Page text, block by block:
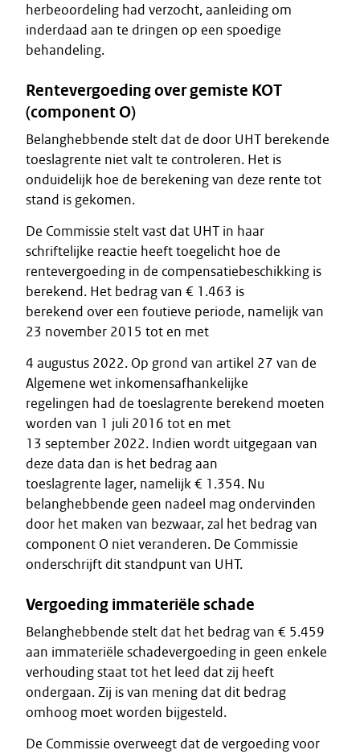
herbeoordeling had verzocht, aanleiding om
inderdaad aan te dringen op een spoedige
behandeling.
Rentevergoeding over gemiste KOT
(component O)
Belanghebbende stelt dat de door UHT berekende
toeslagrente niet valt te controleren. Het is
onduidelijk hoe de berekening van deze rente tot
stand is gekomen.
De Commissie stelt vast dat UHT in haar
schriftelijke reactie heeft toegelicht hoe de
rentevergoeding in de compensatiebeschikking is
berekend. Het bedrag van € 1.463 is
berekend over een foutieve periode, namelijk van
23 november 2015 tot en met
4 augustus 2022. Op grond van artikel 27 van de
Algemene wet inkomensafhankelijke
regelingen had de toeslagrente berekend moeten
worden van 1 juli 2016 tot en met
13 september 2022. Indien wordt uitgegaan van
deze data dan is het bedrag aan
toeslagrente lager, namelijk € 1.354. Nu
belanghebbende geen nadeel mag ondervinden
door het maken van bezwaar, zal het bedrag van
component O niet veranderen. De Commissie
onderschrijft dit standpunt van UHT.
Vergoeding immateriële schade
Belanghebbende stelt dat het bedrag van € 5.459
aan immateriële schadevergoeding in geen enkele
verhouding staat tot het leed dat zij heeft
ondergaan. Zij is van mening dat dit bedrag
omhoog moet worden bijgesteld.
De Commissie overweegt dat de vergoeding voor